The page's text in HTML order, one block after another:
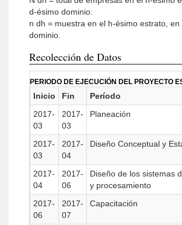
d-ésimo dominio.
n dh = muestra en el h-ésimo estrato,
dominio.
Recolección de Datos
PERIODO DE EJECUCIÓN DEL PROYECTO
Inicio Fin
Período
2017-
03
2017-
03
Planeación
2017-
03
2017-
04
Diseño Conceptual y
2017-
04
2017-
06
Diseño de los sistemas
y procesamiento
2017-
06
2017-
07
Capacitación